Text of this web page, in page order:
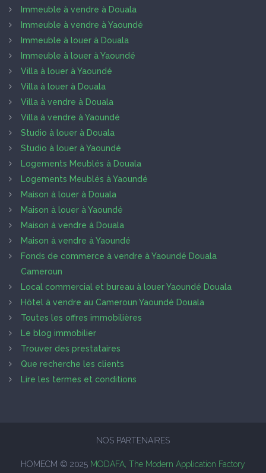
Immeuble à vendre à Douala
Immeuble à vendre à Yaoundé
Immeuble à louer à Douala
Immeuble à louer à Yaoundé
Villa à louer à Yaoundé
Villa à louer à Douala
Villa à vendre à Douala
Villa à vendre à Yaoundé
Studio à louer à Douala
Studio à louer à Yaoundé
Logements Meublés à Douala
Logements Meublés à Yaoundé
Maison à louer à Douala
Maison à louer à Yaoundé
Maison à vendre à Douala
Maison à vendre à Yaoundé
Fonds de commerce à vendre à Yaoundé Douala
Cameroun
Local commercial et bureau à louer Yaoundé Douala
Hôtel à vendre au Cameroun Yaoundé Douala
Toutes les offres immobilières
Le blog immobilier
Trouver des prestataires
Que recherche les clients
Lire les termes et conditions
NOS PARTENAIRES
HOMECM © 2025 MODAFA, The Modern Application Factory